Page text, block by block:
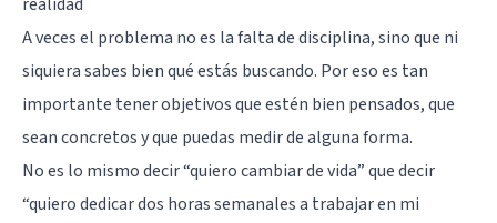
A veces el problema no es la falta de disciplina, sino que ni
siquiera sabes bien qué estás buscando. Por eso es tan
importante tener objetivos que estén bien pensados, que
sean concretos y que puedas medir de alguna forma.
No es lo mismo decir “quiero cambiar de vida” que decir
“quiero dedicar dos horas semanales a trabajar en mi